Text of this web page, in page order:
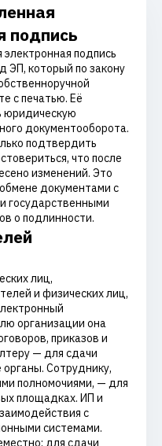
подпись
подпись
ЭП, который по закону
с печатью. Её
юридическую
документооборота.
подтвердить
что после
изменений. Это
документами с
государственными
о подлинности.
лиц,
и физических лиц,
организации она
приказов и
— для сдачи
Сотруднику,
полномочиями, — для
площадках. ИП и
с
системами.
для сдачи